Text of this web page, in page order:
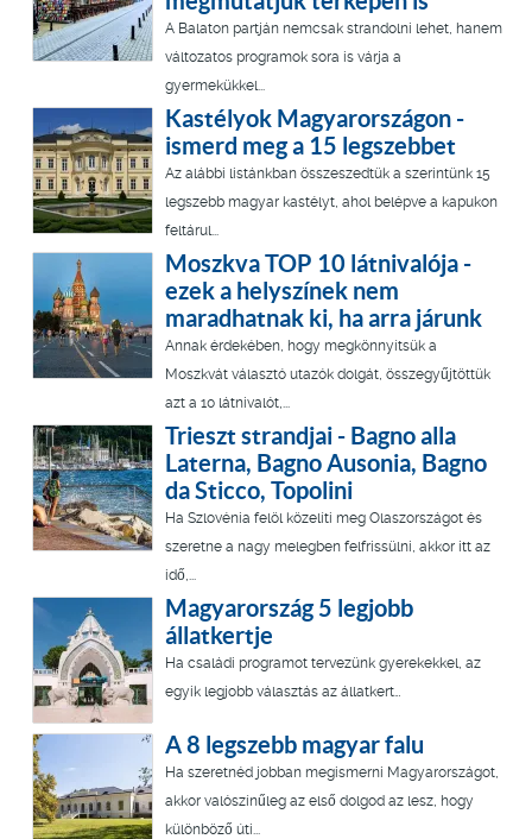
A Balaton partján nemcsak strandolni lehet, hanem
változatos programok sora is várja a
gyermekükkel...
Kastélyok Magyarországon -
ismerd meg a 15 legszebbet
Az alábbi listánkban összeszedtük a szerintünk 15
legszebb magyar kastélyt, ahol belépve a kapukon
feltárul...
Moszkva TOP 10 látnivalója -
ezek a helyszínek nem
maradhatnak ki, ha arra járunk
Annak érdekében, hogy megkönnyítsük a
Moszkvát választó utazók dolgát, összegyűjtöttük
azt a 10 látnivalót,...
Trieszt strandjai - Bagno alla
Laterna, Bagno Ausonia, Bagno
da Sticco, Topolini
Ha Szlovénia felöl közelíti meg Olaszországot és
szeretne a nagy melegben felfrissülni, akkor itt az
idő,...
Magyarország 5 legjobb
állatkertje
Ha családi programot tervezünk gyerekekkel, az
egyik legjobb választás az állatkert…
A 8 legszebb magyar falu
Ha szeretnéd jobban megismerni Magyarországot,
akkor valószínűleg az első dolgod az lesz, hogy
különböző úti...